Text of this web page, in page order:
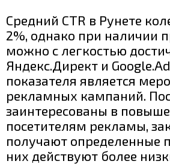
Средний CTR в Рунете
2%, однако при наличии
можно с легкостью
Яндекс.Директ и
показателя является
рекламных кампаний.
заинтересованы в
посетителям рекламы,
получают определенные
них действуют более